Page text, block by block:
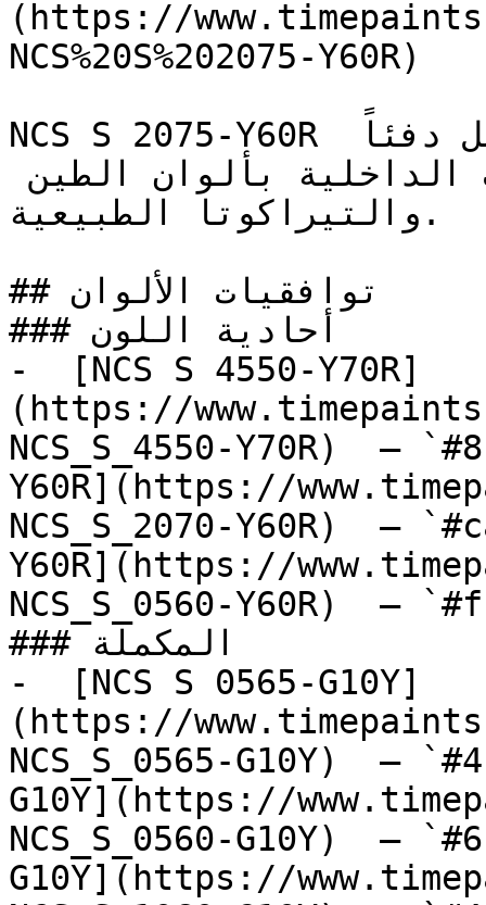
(https://
NCS%20S%202075-Y60R)
NCS S 2075-Y60R برتقالي متوسط وهادئ يحمل دفئاً
ترابياً، ليربط المساحات الداخلية بألوان الطين
والتيراكوتا الطبيعية.
## توافقيات الألوان
### أحادية اللون
-  [NCS S 4550-Y70R]
(https://
NCS_S_4550-Y70R)  —
Y60R](https://
NCS_S_2070-Y60R)  —
Y60R](https://
NCS_S_0560-Y60R)  —
### المكملة
-  [NCS S 0565-G10Y]
(https://
NCS_S_0565-G10Y)  —
G10Y](https://
NCS_S_0560-G10Y)  —
G10Y](https://